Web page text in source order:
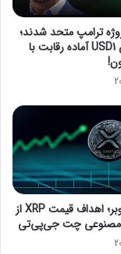
ترامپ متحد شدند؛
استیبل‌کوین USD1 آماده رقابت با
ریپل در آپتوبر؛ اهداف قیمت XRP از
مصنوعی چت جی‌پی‌تی